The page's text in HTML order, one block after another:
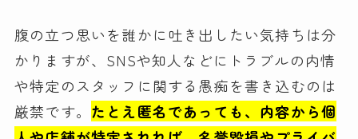
腹の立つ思いを誰かに吐き出したい気持ちは分
かりますが、SNSや知人などにトラブルの内情
や特定のスタッフに関する愚痴を書き込むのは
厳禁です。 たとえ匿名であっても、内容から個